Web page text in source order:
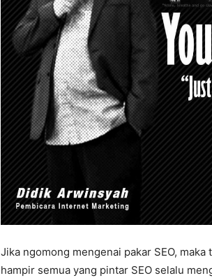
Jika ngomong mengenai pakar SEO,
hampir semua yang pintar SEO selalu